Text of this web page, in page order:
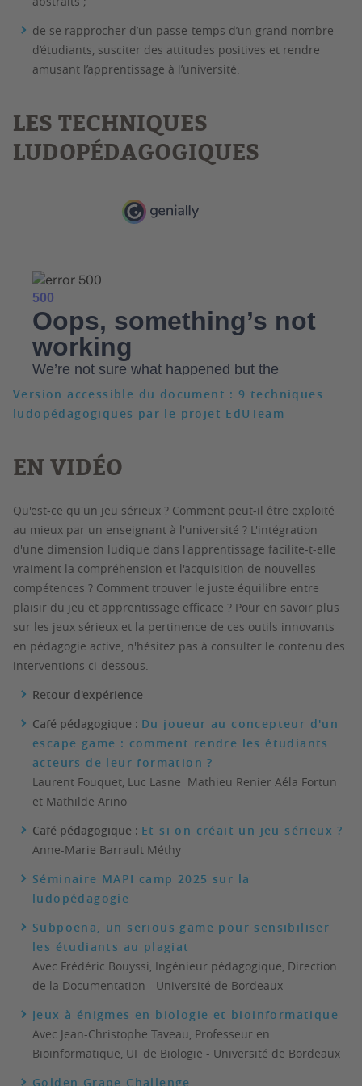
de se rapprocher d’un passe-temps d’un grand nombre
d’étudiants, susciter des attitudes positives et rendre
amusant l’apprentissage à l’université.
LES TECHNIQUES
LUDOPÉDAGOGIQUES
Version accessible du document : 9 techniques
ludopédagogiques par le projet EdUTeam
EN VIDÉO
Qu'est-ce qu'un jeu sérieux ? Comment peut-il être exploité
au mieux par un enseignant à l'université ? L'intégration
d'une dimension ludique dans l'apprentissage facilite-t-elle
vraiment la compréhension et l'acquisition de nouvelles
compétences ? Comment trouver le juste équilibre entre
plaisir du jeu et apprentissage efficace ? Pour en savoir plus
sur les jeux sérieux et la pertinence de ces outils innovants
en pédagogie active, n'hésitez pas à consulter le contenu des
interventions ci-dessous.
Retour d'expérience
Café pédagogique : Du joueur au concepteur d'un
escape game : comment rendre les étudiants
acteurs de leur formation ?
Laurent Fouquet, Luc Lasne Mathieu Renier Aéla Fortun
et Mathilde Arino
Café pédagogique : Et si on créait un jeu sérieux ?
Anne-Marie Barrault Méthy
Séminaire MAPI camp 2025 sur la
ludopédagogie
Subpoena, un serious game pour sensibiliser
les étudiants au plagiat
Avec Frédéric Bouyssi, Ingénieur pédagogique, Direction
de la Documentation - Université de Bordeaux
Jeux à énigmes en biologie et bioinformatique
Avec Jean-Christophe Taveau, Professeur en
Bioinformatique, UF de Biologie - Université de Bordeaux
Golden Grape Challenge